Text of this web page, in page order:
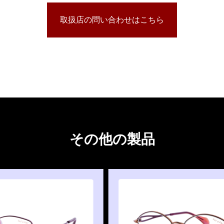
取扱店の問い合わせはこちら
その他の製品